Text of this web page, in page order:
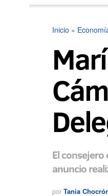
Inicio »
El
anuncio
por Tania